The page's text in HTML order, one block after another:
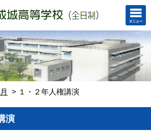
１・２年人権講演
演